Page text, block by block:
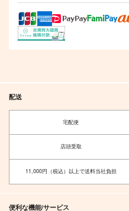
配送
宅配便
店頭受取
11,000円（税込）以上で送料当社負担
便利な機能/サービス